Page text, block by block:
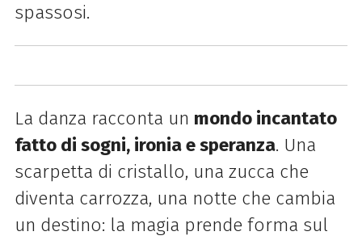
spassosi.
La danza racconta un mondo incantato
fatto di sogni, ironia e speranza. Una
scarpetta di cristallo, una zucca che
diventa carrozza, una notte che cambia
un destino: la magia prende forma sul